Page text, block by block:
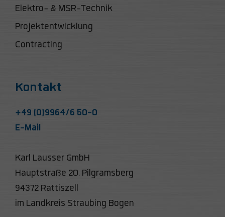
Elektro- & MSR-Technik
Projektentwicklung
Contracting
Kontakt
+49 (0)9964/6 50-0
E-Mail
Karl Lausser GmbH
Hauptstraße 20, Pilgramsberg
94372 Rattiszell
im Landkreis Straubing Bogen